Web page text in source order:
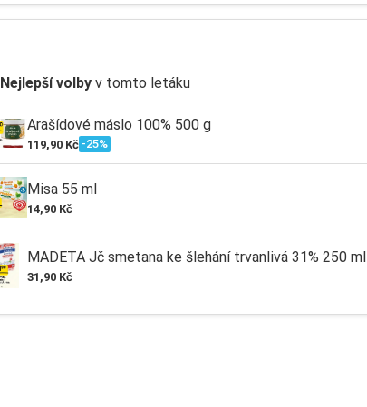
Nejlepší volby v tomto letáku
Arašídové máslo 100% 500 g
119,90 Kč -25%
Misa 55 ml
14,90 Kč
MADETA Jč smetana ke šlehání trvanlivá 31% 250 ml
31,90 Kč